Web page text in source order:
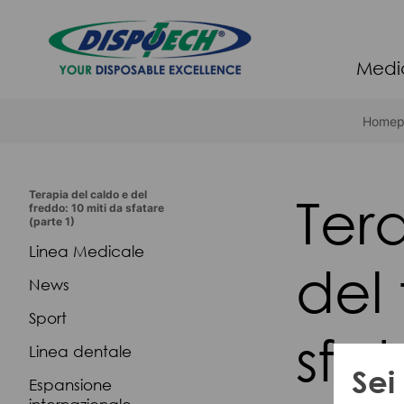
Terapia del caldo e del
freddo: 10 miti da sfatare
(parte 1)
Linea Medicale
News
Sport
Linea dentale
Espansione
del